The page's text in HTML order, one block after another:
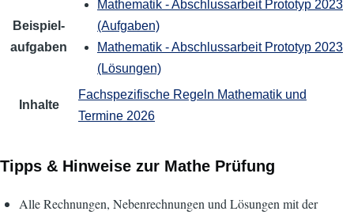
Beispiel­
aufgaben
Mathematik - Abschlussarbeit Prototyp 2023
(Aufgaben)
Mathematik - Abschlussarbeit Prototyp 2023
(Lösungen)
Inhalte
Fachspezifische Regeln Mathematik und
Termine 2026
Tipps & Hinweise zur Mathe Prüfung
Alle Rechnungen, Nebenrechnungen und Lösungen mit der